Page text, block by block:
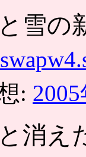
雪の
:
消え